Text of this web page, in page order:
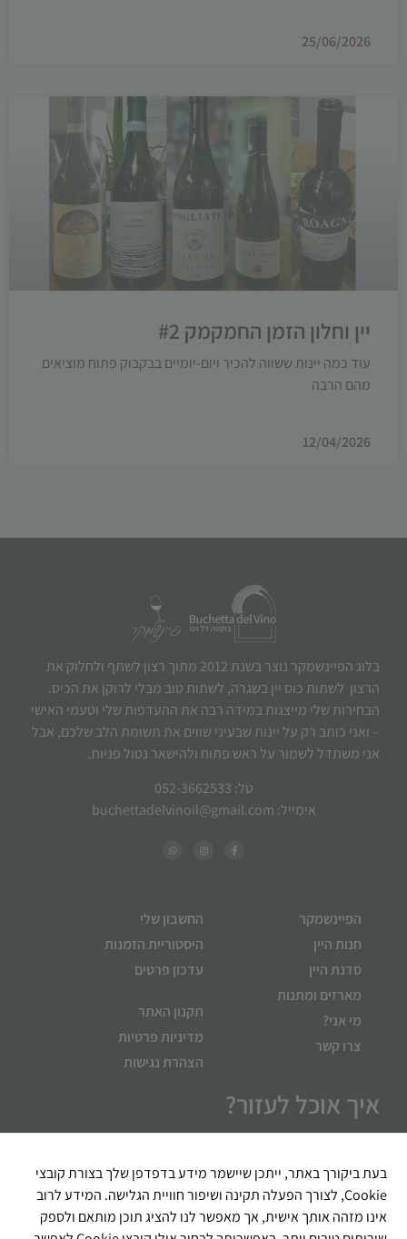
25/06/2026
יין וחלון הזמן החמקמק #2
עוד כמה יינות ששווה להכיר ויום-יומיים בבקבוק פתוח מוציאים
מהם הרבה
12/04/2026
בלוג הפיינשמקר נוצר בשנת 2012 מתוך רצון לשתף ולחלוק את
הרצון לשתות כוס יין בשגרה, לשתות טוב מבלי לרוקן את הכיס.
הבחירות שלי מייצגות במידה רבה את ההעדפות שלי וטעמי האישי
– ואני כותב רק על יינות שבעיני שווים את תשומת הלב שלכם, אבל
אני משתדל לשמור על ראש פתוח ולהישאר נטול פניות.
טל: 052-3662533
אימייל: buchettadelvinoil@gmail.com
הפיינשמקר
חנות היין
סדנת היין
מארזים ומתנות
מי אני?
צרו קשר
החשבון שלי
היסטוריית הזמנות
עדכון פרטים
תקנון האתר
מדיניות פרטיות
הצהרת נגישות
איך אוכל לעזור?
בעת ביקורך באתר, ייתכן שיישמר מידע בדפדפן שלך בצורת קובצי
Cookie, לצורך הפעלה תקינה ושיפור חוויית הגלישה. המידע לרוב
אינו מזהה אותך אישית, אך מאפשר לנו להציג תוכן מותאם ולספק